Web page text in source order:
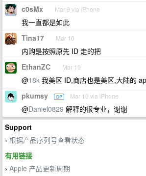
c0sMx Mar 9 via iPhone
我一直都是如此
Tina17 Mar 10
内购是按照原先 ID 走的把
EthanZC Mar 10
@18k 我美区 ID,商店也是美区,大陆的
pkumsy OP Mar 10 via iPhone
@Daniel0829 解释的很专业，谢谢
Support
› 根据产品序列号查看状态
有用链接
› Apple 产品更新周期